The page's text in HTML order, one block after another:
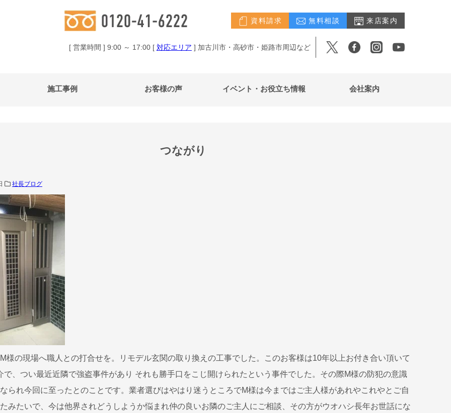
資料請求 無料相談 来店案内
[ 営業時間 ] 9:00 ～ 17:00 [ 対応エリア ] 加古川市・高砂市・姫路市周辺など
施工事例 お客様の声 イベント・お役立ち情報 会社案内
つながり
社長ブログ
様の現場へ職人との打合せを。リモデル玄関の取り換えの工事でした。このお客様は10年以上お付き合い頂いて
で、つい最近近隣で強盗事件があり それも勝手口をこじ開けられたという事件でした。その際M様の防犯の意識
られ今回に至ったとのことです。業者選びはやはり迷うところでM様は今まではご主人様があれやこれやとご自
みたいで、今は他界されどうしようか悩まれ仲の良いお隣のご主人にご相談、その方がウオハシ長年お世話にな